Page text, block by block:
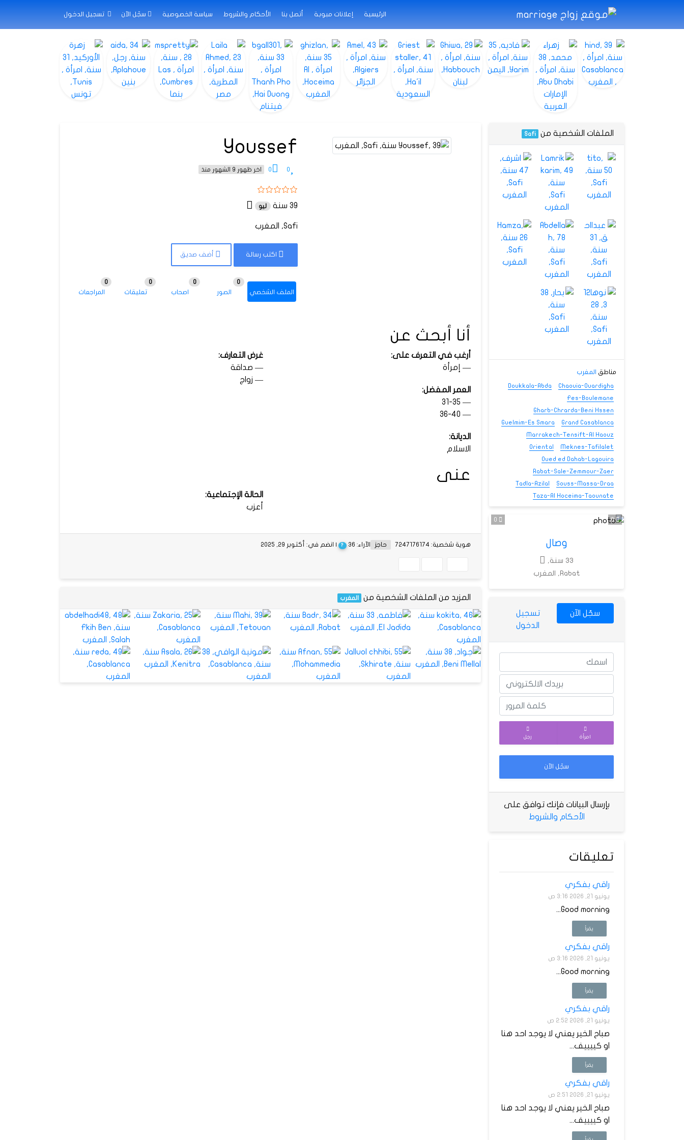
الرئيسية إعلانات مبوبة أتصل بنا الأحكام والشروط سياسة الخصوصية سجّل الآن تسجيل الدخول
Youssef
0
0 اخر ظهور 9 الشهور منذ
39 سنة ليو
Safi, المغرب
اكتب رسالة أضف صديق
الملف الشخصي الصور
0
اصحاب
0
تعليقات
0
المراجعات
0
أنا أبحث عن
أرغب في التعرف على:
— إمرأة
العمر المفضل:
— 31-35
— 36-40
الديانة:
الاسلام
غرض التعارف:
— صداقة
— زواج
عنى
الحالة الإجتماعية:
أعزب
الآراء: 36 ? | انضم في: أكتوبر 29, 2025 هوية شخصية: 7247176174 حاجز
المزيد من الملفات الشخصية من المغرب
الملفات الشخصية من Safi
مناطق المغرب
Chaouia-Ouardigha
Doukkala-Abda
Fes-Boulemane
Gharb-Chrarda-Beni Hssen
Grand Casablanca
Guelmim-Es Smara
Marrakech-Tensift-Al Haouz
Meknes-Tafilalet
Oriental
Oued ed Dahab-Lagouira
Rabat-Sale-Zemmour-Zaer
Souss-Massa-Draa
Tadla-Azilal
Taza-Al Hoceima-Taounate
0
وصال
33 سنة,
Rabat, المغرب
سجّل الآن
تسجيل
الدخول
امرأة رجل
سجّل الآن
بإرسال البيانات فإنك توافق على
الأحكام والشروط
تعليقات
راقي بفكري
يونيو 21, 2026 3:16 ص
Good morning...
يقرأ
راقي بفكري
يونيو 21, 2026 3:16 ص
Good morning...
يقرأ
راقي بفكري
يونيو 21, 2026 2:52 ص
صباح الخير يعني لا يوجد احد هنا
او كييييف...
يقرأ
راقي بفكري
يونيو 21, 2026 2:51 ص
صباح الخير يعني لا يوجد احد هنا
او كييييف...